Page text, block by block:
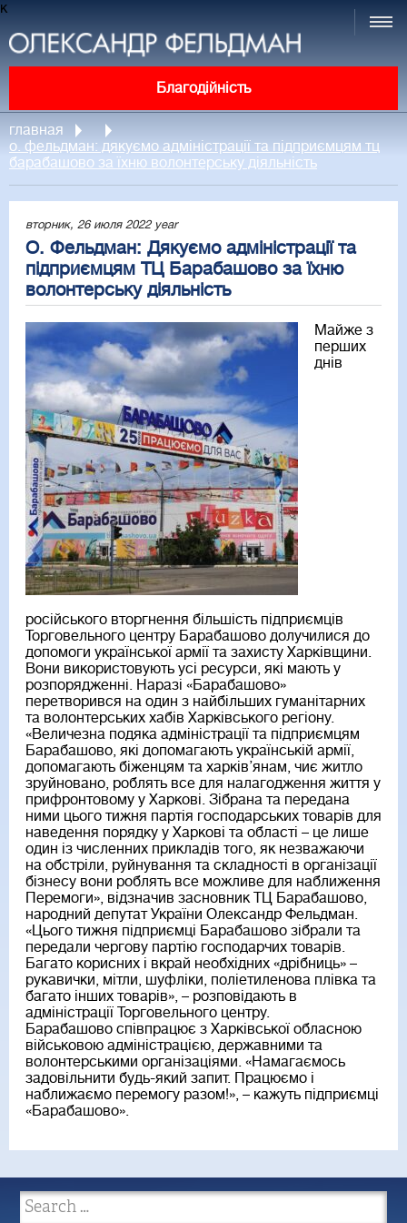
к
Благодійність
главная
о. фельдман: дякуємо адміністрації та підприємцям тц
барабашово за їхню волонтерську діяльність
вторник, 26 июля 2022 year
О. Фельдман: Дякуємо адміністрації та
підприємцям ТЦ Барабашово за їхню
волонтерську діяльність
Майже з
перших
днів
російського вторгнення більшість підприємців
Торговельного центру Барабашово долучилися до
допомоги української армії та захисту Харківщини.
Вони використовують усі ресурси, які мають у
розпорядженні. Наразі «Барабашово»
перетворився на один з найбільших гуманітарних
та волонтерських хабів Харківського регіону.
«Величезна подяка адміністрації та підприємцям
Барабашово, які допомагають українській армії,
допомагають біженцям та харків’янам, чиє житло
зруйновано, роблять все для налагодження життя у
прифронтовому у Харкові. Зібрана та передана
ними цього тижня партія господарських товарів для
наведення порядку у Харкові та області – це лише
один із численних прикладів того, як незважаючи
на обстріли, руйнування та складності в організації
бізнесу вони роблять все можливе для наближення
Перемоги», відзначив засновник ТЦ Барабашово,
народний депутат України Олександр Фельдман.
«Цього тижня підприємці Барабашово зібрали та
передали чергову партію господарчих товарів.
Багато корисних і вкрай необхідних «дрібниць» –
рукавички, мітли, шуфліки, поліетиленова плівка та
багато інших товарів», – розповідають в
адміністрації Торговельного центру.
Барабашово співпрацює з Харківської обласною
військовою адміністрацією, державними та
волонтерськими організаціями. «Намагаємось
задовільнити будь-який запит. Працюємо і
наближаємо перемогу разом!», – кажуть підприємці
«Барабашово».